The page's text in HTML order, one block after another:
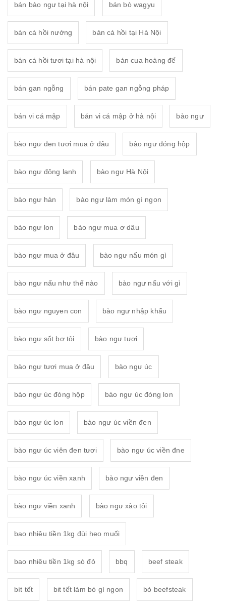
bán bào ngư tại hà nội bán bò wagyu
bán cá hồi nướng bán cá hồi tại Hà Nội
bán cá hồi tươi tại hà nội bán cua hoàng đế
bán gan ngỗng bán pate gan ngỗng pháp
bán vi cá mập bán vi cá mập ở hà nội bào ngư
bào ngư đen tươi mua ở đâu bào ngư đóng hộp
bào ngư đông lạnh bào ngư Hà Nội
bào ngư hàn bào ngư làm món gì ngon
bào ngư lon bào ngư mua ơ dâu
bào ngư mua ở đâu bào ngư nấu món gì
bào ngư nấu như thế nào bào ngư nấu với gì
bào ngư nguyen con bào ngư nhập khẩu
bào ngư sốt bơ tỏi bào ngư tươi
bào ngư tươi mua ở đâu bào ngư úc
bào ngư úc đóng hộp bào ngư úc đóng lon
bào ngư úc lon bào ngư úc viền đen
bào ngư úc viên đen tươi bào ngư úc viền đne
bào ngư úc viền xanh bào ngư viền đen
bào ngư viền xanh bào ngư xào tỏi
bao nhiêu tiền 1kg đùi heo muối
bao nhiêu tiền 1kg sò đỏ bbq beef steak
bít tết bit tết làm bò gì ngon bò beefsteak